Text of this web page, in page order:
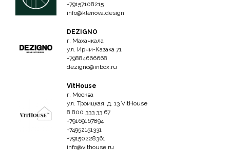
+79157108215
info@klenova.design
DEZIGNO
г. Махачкала
ул. Ирчи-Казака 71
+79884666668
dezigno@inbox.ru
VitHouse
г. Москва
ул. Троицкая, д. 13 VitHouse
8 800 333 33 67
+79169167894
+74952151331
+79150228361
info@vithouse.ru